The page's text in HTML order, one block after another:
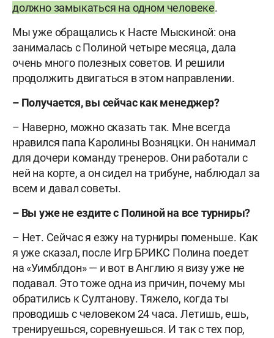
должно замыкаться на одном человеке.
Мы уже обращались к Насте Мыскиной: она
занималась с Полиной четыре месяца, дала
очень много полезных советов. И решили
продолжить двигаться в этом направлении.
– Получается, вы сейчас как менеджер?
– Наверно, можно сказать так. Мне всегда
нравился папа Каролины Возняцки. Он нанимал
для дочери команду тренеров. Они работали с
ней на корте, а он сидел на трибуне, наблюдал за
всем и давал советы.
– Вы уже не ездите с Полиной на все турниры?
– Нет. Сейчас я езжу на турниры поменьше. Как
я уже сказал, после Игр БРИКС Полина поедет
на «Уимблдон» — и вот в Англию я визу уже не
подавал. Это тоже одна из причин, почему мы
обратились к Султанову. Тяжело, когда ты
проводишь с человеком 24 часа. Летишь, ешь,
тренируешься, соревнуешься. И так с тех пор,